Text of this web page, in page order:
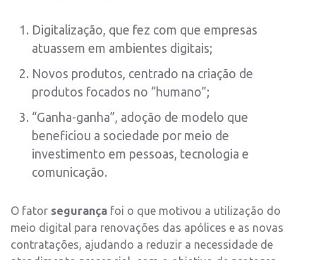
Digitalização, que fez com que empresas
atuassem em ambientes digitais;
Novos produtos, centrado na criação de
produtos focados no “humano”;
“Ganha-ganha”, adoção de modelo que
beneficiou a sociedade por meio de
investimento em pessoas, tecnologia e
comunicação.
O fator segurança foi o que motivou a utilização do
meio digital para renovações das apólices e as novas
contratações, ajudando a reduzir a necessidade de